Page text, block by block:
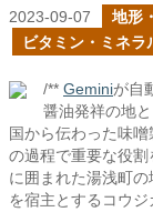
2023-09-07 地形
ビタミン・ミネラ
/** Geminiが自
醤油発祥の地
国から伝わった味
の過程で重要な役
に囲まれた湯浅町
を宿主とするコウ